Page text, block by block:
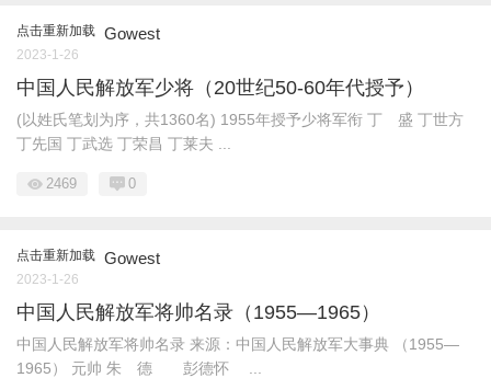
点击重新加载 Gowest
2023-1-26
中国人民解放军少将（20世纪50-60年代授予）
(以姓氏笔划为序，共1360名) 1955年授予少将军衔 丁 盛 丁世方
丁先国 丁武选 丁荣昌 丁莱夫 ...
2469 0
点击重新加载 Gowest
2023-1-26
中国人民解放军将帅名录（1955—1965）
中国人民解放军将帅名录 来源：中国人民解放军大事典 （1955—
1965） 元帅 朱 德 彭德怀 ...